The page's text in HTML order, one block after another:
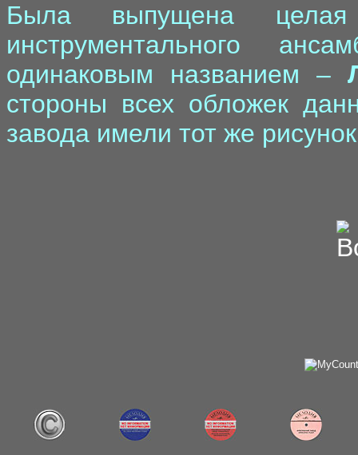
Была выпущена
инструментального
одинаковым названием –
стороны всех обложек
завода имели тот же